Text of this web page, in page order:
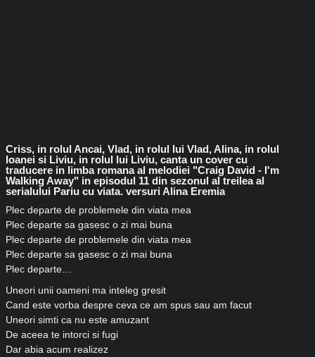
Criss, in rolul Ancai, Vlad, in rolul lui Vlad, Alina, in rolul
Ioanei si Liviu, in rolul lui Liviu, canta un cover cu
traducere in limba romana al melodiei "Craig David - I'm
Walking Away" in episodul 11 din sezonul al treilea al
serialului Pariu cu viata. versuri Alina Eremia
Plec departe de problemele din viata mea
Plec departe sa gasesc o zi mai buna
Plec departe de problemele din viata mea
Plec departe sa gasesc o zi mai buna
Plec departe…
Uneori unii oameni ma inteleg gresit
Cand este vorba despre ceva ce am spus sau am facut
Uneori simti ca nu este amuzant
De aceea te intorci si fugi
Dar abia acum realizez